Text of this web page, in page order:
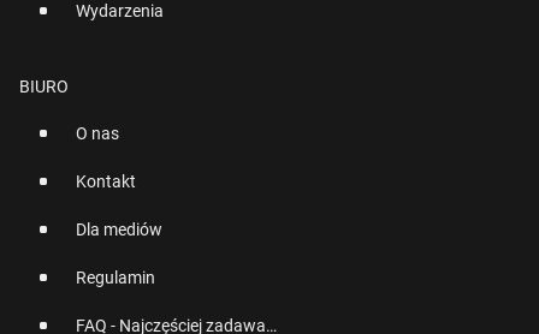
Wydarzenia
BIURO
O nas
Kontakt
Dla mediów
Regulamin
FAQ - Najczęściej zadawane pytania